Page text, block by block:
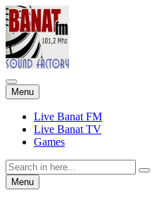
Menu Skip
to
content
Live Banat FM
Live Banat TV
Games
Search
for:Menu Skip
to